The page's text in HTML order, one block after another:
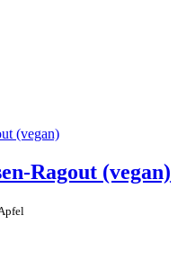
Ragout (vegan)